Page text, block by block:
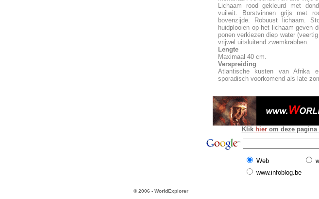
Lichaam rood gekleurd met
vuilwit. Borstvinnen grijs met
bovenzijde. Robuust lichaam.
huidplooien op het lichaam geven
ponen verkiezen diep water
vrijwel uitsluitend zwemkrabben.
Lengte
Maximaal 40 cm.
Verspreiding
Atlantische kusten van Afrika
sporadisch voorkomend als late
Klik hier om deze
Web
www.infoblog.be
© 2006 - WorldExplorer